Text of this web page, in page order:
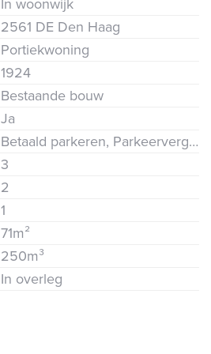
In woonwijk
2561 DE Den Haag
Portiekwoning
1924
Bestaande bouw
Ja
Betaald parkeren, Parkeervergunning
3
2
1
71m²
250m³
In overleg